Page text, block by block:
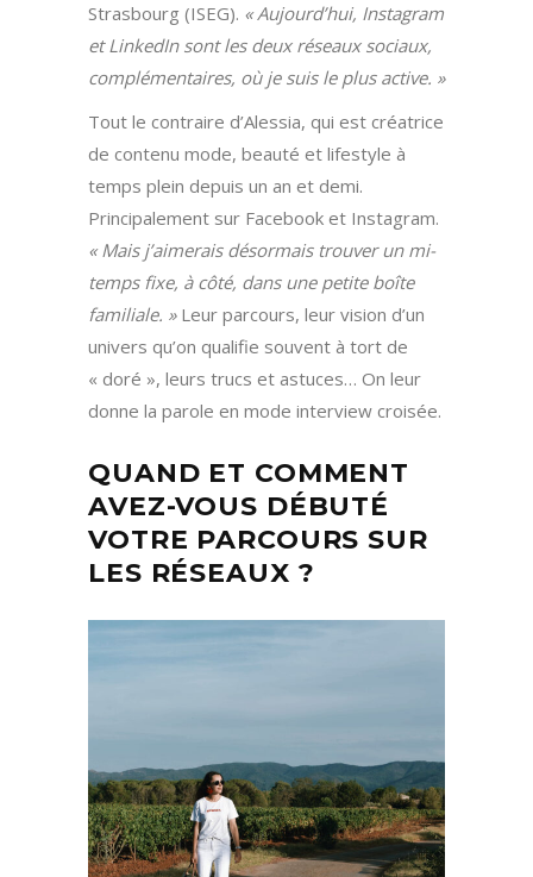
Strasbourg (ISEG). « Aujourd’hui, Instagram
et LinkedIn sont les deux réseaux sociaux,
complémentaires, où je suis le plus active. »
Tout le contraire d’Alessia, qui est créatrice
de contenu mode, beauté et lifestyle à
temps plein depuis un an et demi.
Principalement sur Facebook et Instagram.
« Mais j’aimerais désormais trouver un mi-
temps fixe, à côté, dans une petite boîte
familiale. »Leur parcours, leur vision d’un
univers qu’on qualifie souvent à tort de
« doré », leurs trucs et astuces… On leur
donne la parole en mode interview croisée.
QUAND ET COMMENT
AVEZ-VOUS DÉBUTÉ
VOTRE PARCOURS SUR
LES RÉSEAUX ?